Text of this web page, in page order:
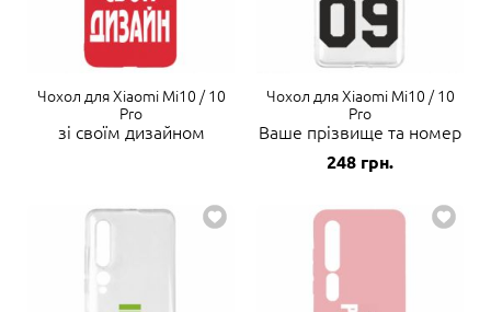
Чохол для Xiaomi Mi10 / 10
Pro
зі своїм дизайном
Чохол для Xiaomi Mi10 / 10
Pro
Ваше прізвище та номер
248 грн.